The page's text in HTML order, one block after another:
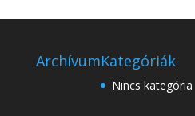
ArchívumKategóriák
Nincs kategória